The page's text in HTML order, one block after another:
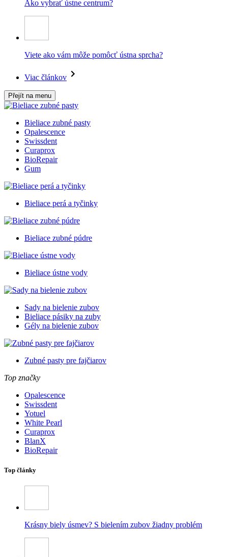
Ako vybrať ústne centrum?
Viete ako vám môže pomôcť ústna sprcha?
Viac článkov
Přejít na menu
Bieliace zubné pasty
Opalescence
Swissdent
Curaprox
BioRepair
Gum
Bieliace perá a tyčinky
Bieliace zubné púdre
Bieliace ústne vody
Sady na bielenie zubov
Bieliace pásiky na zuby
Gély na bielenie zubov
Zubné pasty pre fajčiarov
Top značky
Opalescence
Swissdent
Yotuel
White Pearl
Curaprox
BlanX
BioRepair
Top články
Krásny biely úsmev? S bielením zubov žiadny problém